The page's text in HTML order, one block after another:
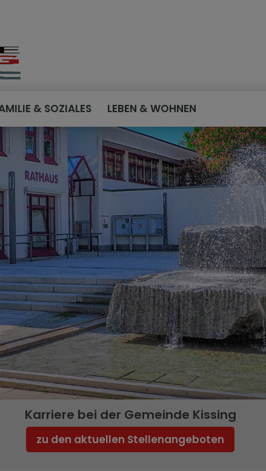
& SOZIALES LEBEN & WOHNEN
Karriere bei der Gemeinde Kissing
zu den aktuellen Stellenangeboten